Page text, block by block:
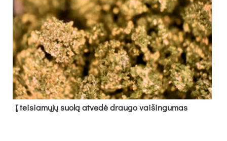
Į tei­sia­mų­jų suo­lą at­ve­dė drau­go vai­šin­gu­mas